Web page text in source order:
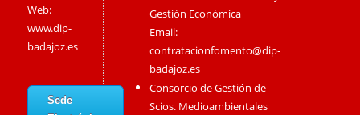
Web:
www.dip-
badajoz.es
Sede
Gestión Económica
Email:
contratacionfomento@dip-
badajoz.es
Consorcio de Gestión de
Scios. Medioambientales